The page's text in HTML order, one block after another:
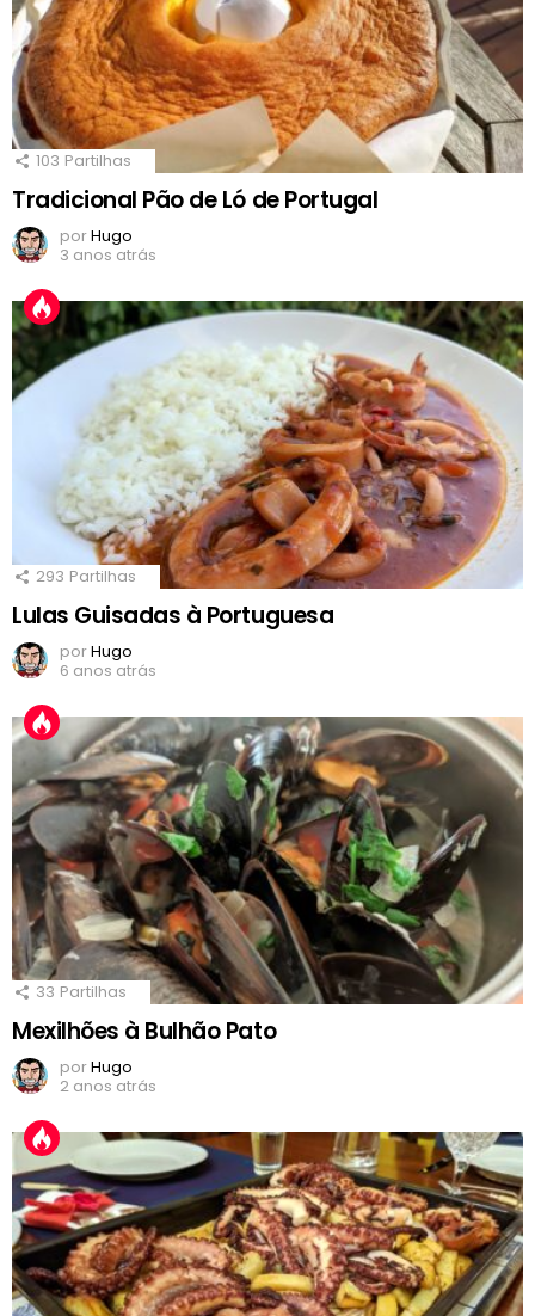
103 Partilhas
Tradicional Pão de Ló de Portugal
porHugo
3 anos atrás
293 Partilhas
Lulas Guisadas à Portuguesa
porHugo
6 anos atrás
33 Partilhas
Mexilhões à Bulhão Pato
porHugo
2 anos atrás